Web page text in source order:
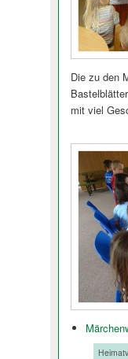
Die zu den
mit viel